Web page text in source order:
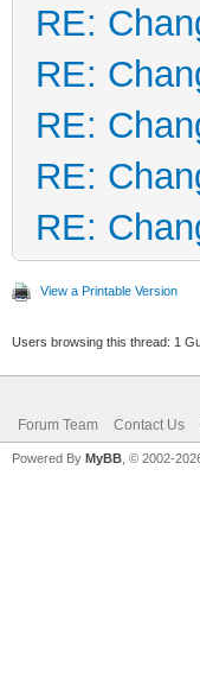
RE:
RE:
RE:
RE:
RE:
View a Printable Version
Users browsing this thread: 1
Forum Team Contact Us
Powered By MyBB , © 2002-